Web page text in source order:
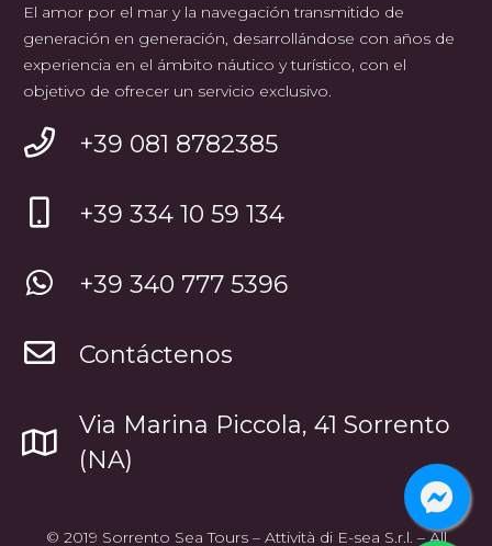
El amor por el mar y la navegación transmitido de
generación en generación, desarrollándose con años de
experiencia en el ámbito náutico y turístico, con el
objetivo de ofrecer un servicio exclusivo.
+39 081 8782385
+39 334 10 59 134
+39 340 777 5396
Contáctenos
Via Marina Piccola, 41 Sorrento
(NA)
© 2019 Sorrento Sea Tours – Attività di E-sea S.r.l. – All